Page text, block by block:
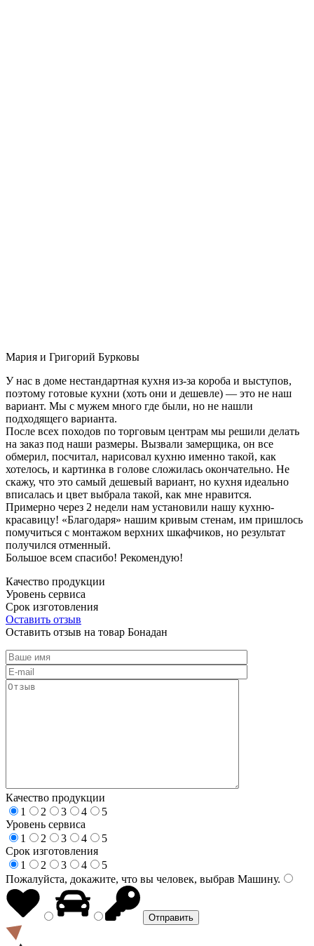
Мария и Григорий Бурковы
У нас в доме нестандартная кухня из-за короба и выступов,
поэтому готовые кухни (хоть они и дешевле) — это не наш
вариант. Мы с мужем много где были, но не нашли
подходящего варианта.
После всех походов по торговым центрам мы решили делать
на заказ под наши размеры. Вызвали замерщика, он все
обмерил, посчитал, нарисовал кухню именно такой, как
хотелось, и картинка в голове сложилась окончательно. Не
скажу, что это самый дешевый вариант, но кухня идеально
вписалась и цвет выбрала такой, как мне нравится.
Примерно через 2 недели нам установили нашу кухню-
красавицу! «Благодаря» нашим кривым стенам, им пришлось
помучиться с монтажом верхних шкафчиков, но результат
получился отменный.
Большое всем спасибо! Рекомендую!
Качество продукции
Уровень сервиса
Срок изготовления
Оставить отзыв
Оставить отзыв на товар Бонадан
Качество продукции
1
2 3 4
5
Уровень сервиса
1
2 3 4
5
Срок изготовления
1
2 3 4
5
Пожалуйста, докажите, что вы человек, выбрав Машину.